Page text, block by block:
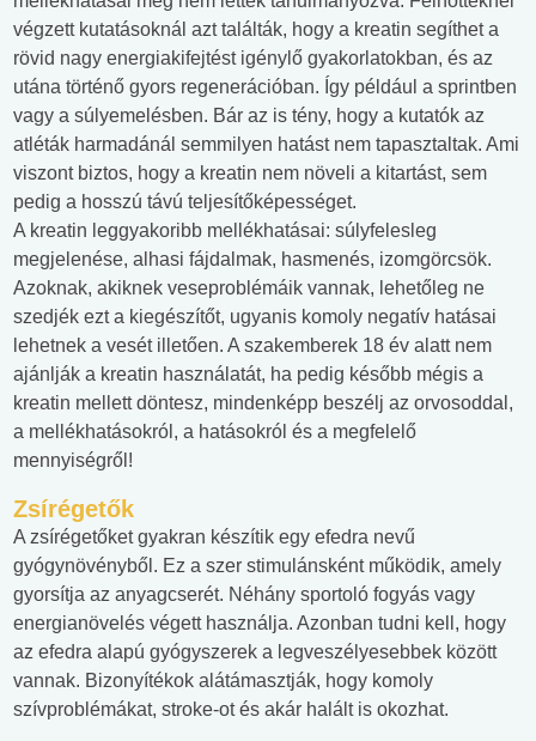
végzett kutatásoknál azt találták, hogy a kreatin segíthet a
rövid nagy energiakifejtést igénylő gyakorlatokban, és az
utána történő gyors regenerációban. Így például a sprintben
vagy a súlyemelésben. Bár az is tény, hogy a kutatók az
atléták harmadánál semmilyen hatást nem tapasztaltak. Ami
viszont biztos, hogy a kreatin nem növeli a kitartást, sem
pedig a hosszú távú teljesítőképességet.
A kreatin leggyakoribb mellékhatásai: súlyfelesleg
megjelenése, alhasi fájdalmak, hasmenés, izomgörcsök.
Azoknak, akiknek veseproblémáik vannak, lehetőleg ne
szedjék ezt a kiegészítőt, ugyanis komoly negatív hatásai
lehetnek a vesét illetően. A szakemberek 18 év alatt nem
ajánlják a kreatin használatát, ha pedig később mégis a
kreatin mellett döntesz, mindenképp beszélj az orvosoddal,
a mellékhatásokról, a hatásokról és a megfelelő
mennyiségről!
Zsírégetők
A zsírégetőket gyakran készítik egy efedra nevű
gyógynövényből. Ez a szer stimulánsként működik, amely
gyorsítja az anyagcserét. Néhány sportoló fogyás vagy
energianövelés végett használja. Azonban tudni kell, hogy
az efedra alapú gyógyszerek a legveszélyesebbek között
vannak. Bizonyítékok alátámasztják, hogy komoly
szívproblémákat, stroke-ot és akár halált is okozhat.